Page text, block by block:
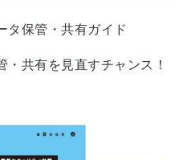
タ保管・共有ガイド
共有を見直すチャンス！